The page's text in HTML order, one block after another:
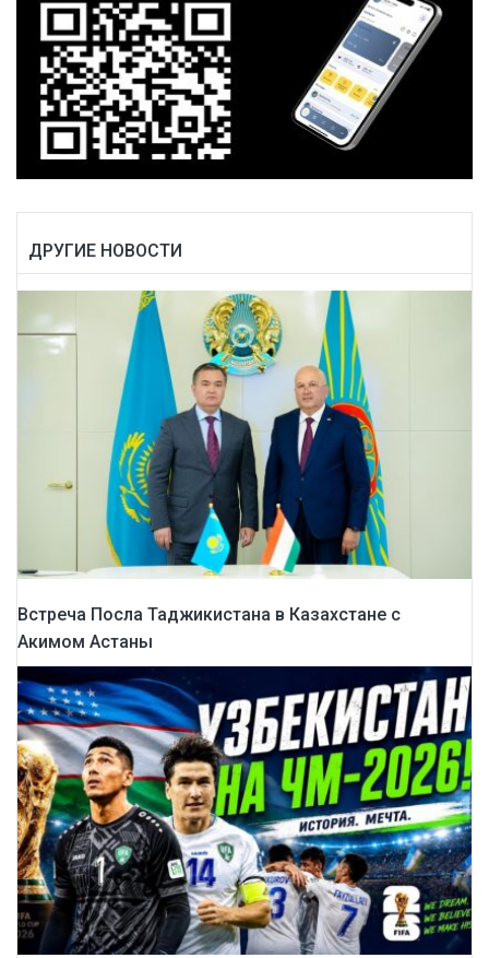
ДРУГИЕ НОВОСТИ
Встреча Посла Таджикистана в Казахстане с
Акимом Астаны